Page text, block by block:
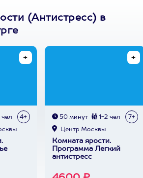
(Антистресс) в
4+ 50 минут 1-2 чел 7+
Центр Москвы
Комната ярости.
Программа Легкий
антистресс